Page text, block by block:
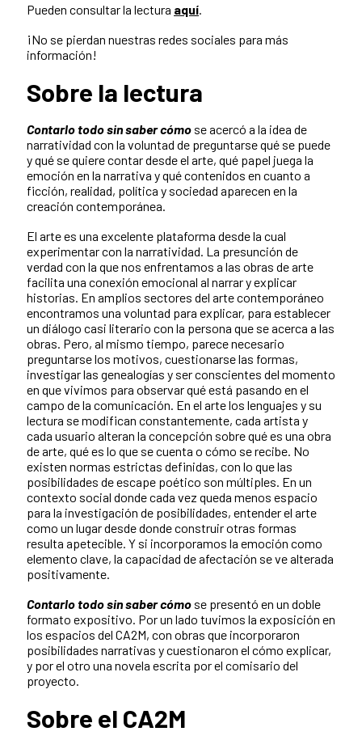
Pueden consultar la lectura aquí
¡No se pierdan nuestras redes sociales para más
información!
Sobre la lectura
Contarlo todo sin saber cómo se acercó a la idea de
narratividad con la voluntad de preguntarse qué se puede
y qué se quiere contar desde el arte, qué papel juega la
emoción en la narrativa y qué contenidos en cuanto a
ficción, realidad, política y sociedad aparecen en la
creación contemporánea.
El arte es una excelente plataforma desde la cual
experimentar con la narratividad. La presunción de
verdad con la que nos enfrentamos a las obras de arte
facilita una conexión emocional al narrar y explicar
historias. En amplios sectores del arte contemporáneo
encontramos una voluntad para explicar, para establecer
un diálogo casi literario con la persona que se acerca a las
obras. Pero, al mismo tiempo, parece necesario
preguntarse los motivos, cuestionarse las formas,
investigar las genealogías y ser conscientes del momento
en que vivimos para observar qué está pasando en el
campo de la comunicación. En el arte los lenguajes y su
lectura se modifican constantemente, cada artista y
cada usuario alteran la concepción sobre qué es una obra
de arte, qué es lo que se cuenta o cómo se recibe. No
existen normas estrictas definidas, con lo que las
posibilidades de escape poético son múltiples. En un
contexto social donde cada vez queda menos espacio
para la investigación de posibilidades, entender el arte
como un lugar desde donde construir otras formas
resulta apetecible. Y si incorporamos la emoción como
elemento clave, la capacidad de afectación se ve alterada
positivamente.
Contarlo todo sin saber cómo se presentó en un doble
formato expositivo. Por un lado tuvimos la exposición en
los espacios del CA2M, con obras que incorporaron
posibilidades narrativas y cuestionaron el cómo explicar,
y por el otro una novela escrita por el comisario del
proyecto.
Sobre el CA2M